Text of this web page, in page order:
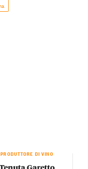
PRODUTTORE DI VINO